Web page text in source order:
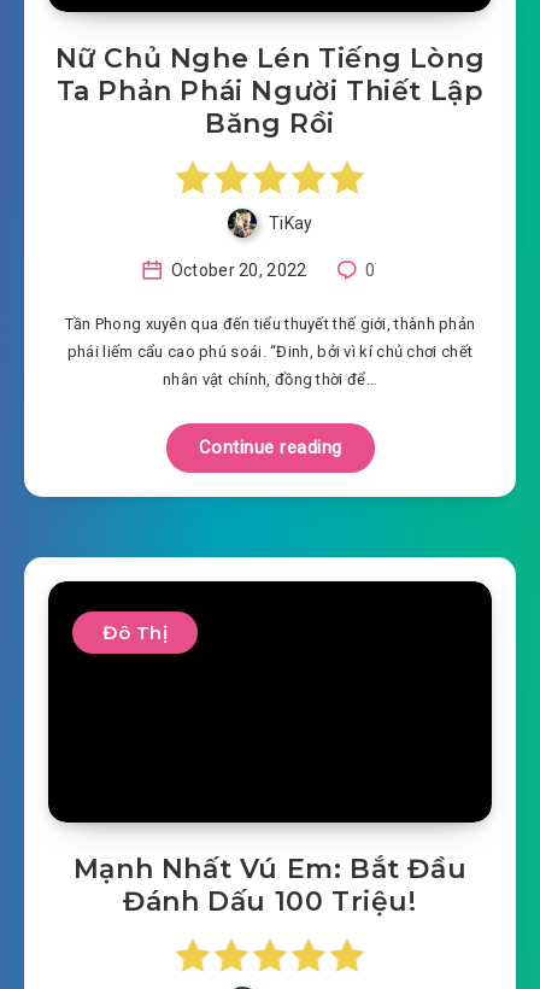
Nữ Chủ Nghe Lén Tiếng Lòng
Ta Phản Phái Người Thiết Lập
Băng Rồi
TiKay
October 20, 2022 0
Tần Phong xuyên qua đến tiểu thuyết thế giới, thành phản
phái liếm cẩu cao phú soái. “Đinh, bởi vì kí chủ chơi chết
nhân vật chính, đồng thời để…
Continue reading
Đô Thị
Mạnh Nhất Vú Em: Bắt Đầu
Đánh Dấu 100 Triệu!